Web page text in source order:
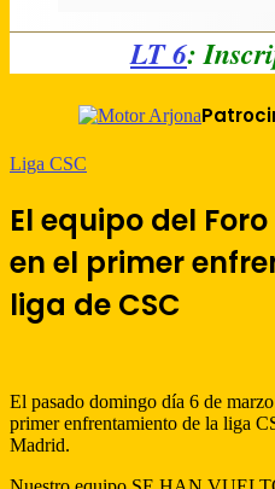
LT 6:
Liga CSC
El equipo del
en el primer
liga de CSC
El pasado domingo día 6 de
primer enfrentamiento de la liga
Madrid.